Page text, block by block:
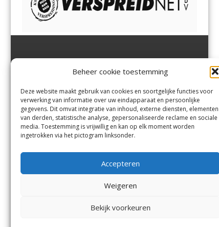
Beheer cookie toestemming
Deze website maakt gebruik van cookies en soortgelijke functies voor
verwerking van informatie over uw eindapparaat en persoonlijke
gegevens. Dit omvat integratie van inhoud, externe diensten, elementen
van derden, statistische analyse, gepersonaliseerde reclame en sociale
media. Toestemming is vrijwillig en kan op elk moment worden
ingetrokken via het pictogram linksonder.
Accepteren
Weigeren
Bekijk voorkeuren
Margadantstraat 34
0255-533900
info@jutter.nlofinfo@hofgee
st.nl
Velserbroek,Velsen-Zuid,
Zuid,Driehuisen
Spaarnwoude.
Contact
Andere uitgaven
Voorwaarden
© Kennemerland Pers B.V.